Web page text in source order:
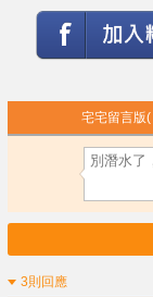
宅宅留言版(
3則回應